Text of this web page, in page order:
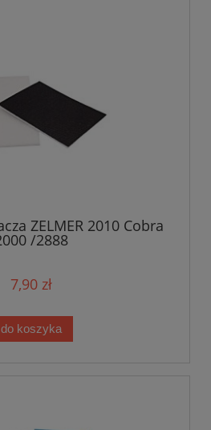
ZELMER 2010 Cobra
/2888
7,90 zł
do koszyka